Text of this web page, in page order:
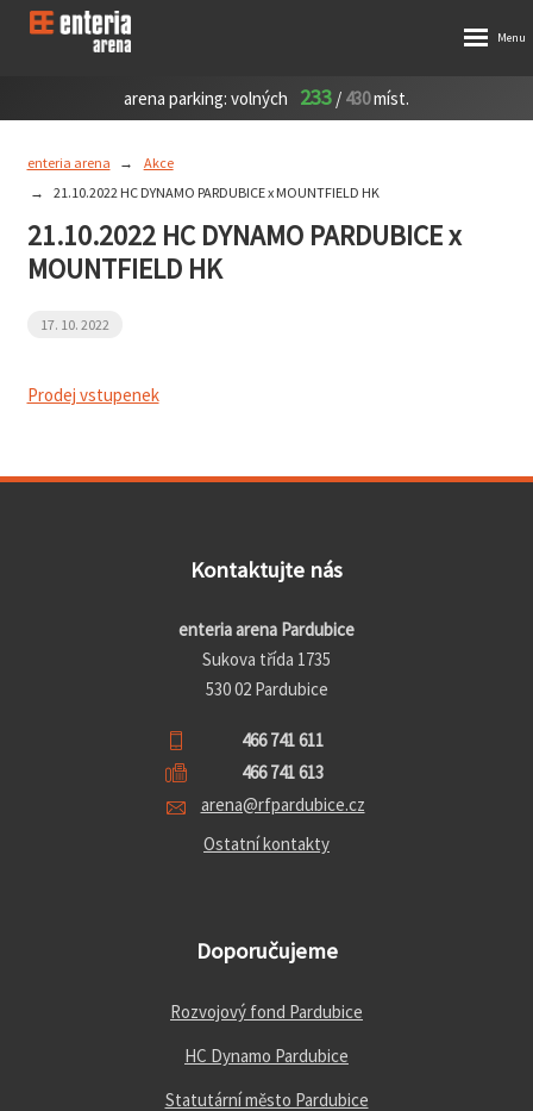
arena parking: volných 233 / 430míst.
enteria arena
Akce
21.10.2022 HC DYNAMO PARDUBICE x MOUNTFIELD HK
21.10.2022 HC DYNAMO PARDUBICE x
MOUNTFIELD HK
17. 10. 2022
Prodej vstupenek
Kontaktujte nás
enteria arena Pardubice
Sukova třída 1735
530 02 Pardubice
466 741 611
466 741 613
arena@rfpardubice.cz
Ostatní kontakty
Doporučujeme
Rozvojový fond Pardubice
HC Dynamo Pardubice
Statutární město Pardubice